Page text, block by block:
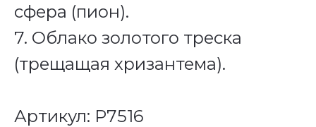
сфера (пион).
7. Облако золотого треска
(трещащая хризантема).
Артикул: Р7516